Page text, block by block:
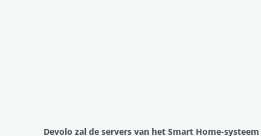
Devolo zal de servers van het Smart Home-